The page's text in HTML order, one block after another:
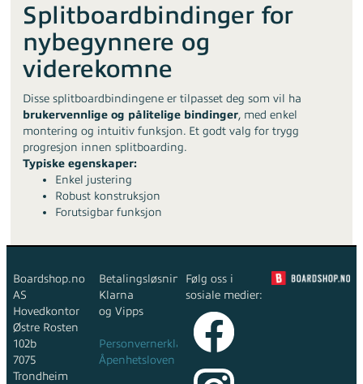
Splitboardbindinger for
nybegynnere og
viderekomne
Disse splitboardbindingene er tilpasset deg som vil ha
brukervennlige og pålitelige bindinger, med enkel
montering og intuitiv funksjon. Et godt valg for trygg
progresjon innen splitboarding.
Typiske egenskaper:
Enkel justering
Robust konstruksjon
Forutsigbar funksjon
Boardshop.no
AS
Hovedkontor
Østre Rosten
102b
7075
Trondheim
Betalingsløsninger:
Klarna
og Vipps
Personvernerklæring
Åpenhetsloven
Følg oss i
sosiale medier: